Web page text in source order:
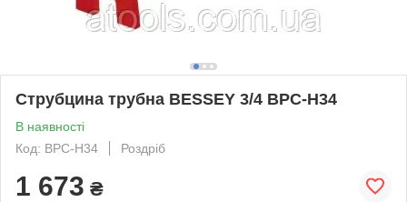
Струбцина трубна BESSEY 3/4 BPC-H34
В наявності
Код: BPC-H34
Роздріб
1 673 ₴